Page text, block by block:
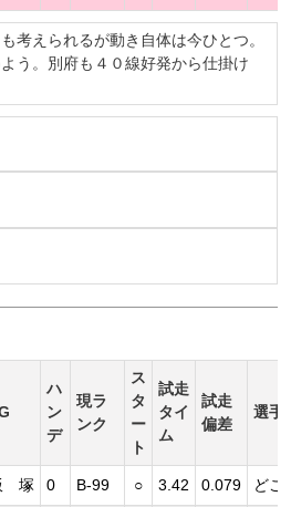
考えられるが動き自体は今ひとつ。
う。別府も４０線好発から仕掛け
ハ
ン
デ
現ラ
ンク
ス
タ
ー
ト
試走
タイ
ム
試走
偏差
選手
塚 0 B-99 ○ 3.42 0.079 どこ